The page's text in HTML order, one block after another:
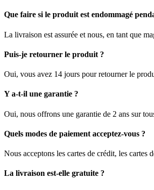
Que faire si le produit est endommagé
La livraison est assurée et nous, en tant que
Puis-je retourner le produit ?
Oui, vous avez 14 jours pour retourner le
Y a-t-il une garantie ?
Oui, nous offrons une garantie de 2 ans sur
Quels modes de paiement acceptez-vous ?
Nous acceptons les cartes de crédit, les cartes
La livraison est-elle gratuite ?